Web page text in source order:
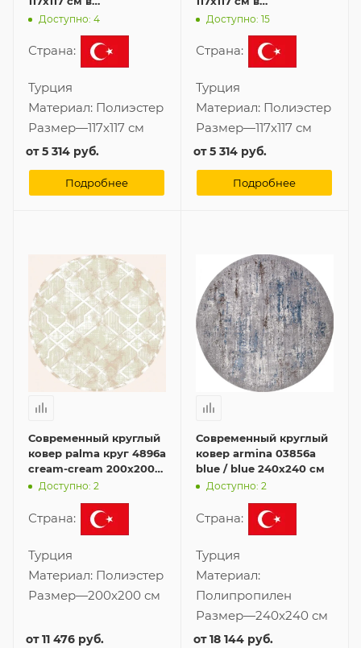
современном стиле
Доступно: 4
Страна:
Турция
Материал: Полиэстер
Размер—117x117 см
от5 314 руб.
Подробнее
современном стиле
Доступно: 15
Страна:
Турция
Материал: Полиэстер
Размер—117x117 см
от5 314 руб.
Подробнее
Современный круглый
ковер palma круг 4896a
cream-cream 200x200
смДоступно: 2
Страна:
Турция
Материал: Полиэстер
Размер—200x200 см
от11 476 руб.
Современный круглый
ковер armina 03856a
blue / blue 240x240 см
Доступно: 2
Страна:
Турция
Материал:
Полипропилен
Размер—240x240 см
от18 144 руб.